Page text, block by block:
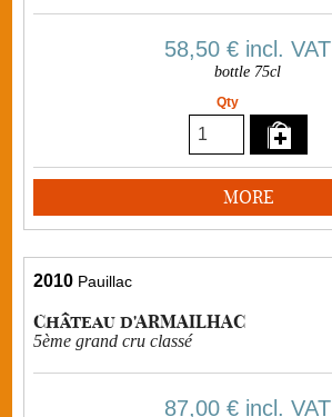
58,50 € incl. VAT
bottle 75cl
Qty
MORE
2010 Pauillac
Château d'ARMAILHAC
5ème grand cru classé
87,00 € incl. VAT